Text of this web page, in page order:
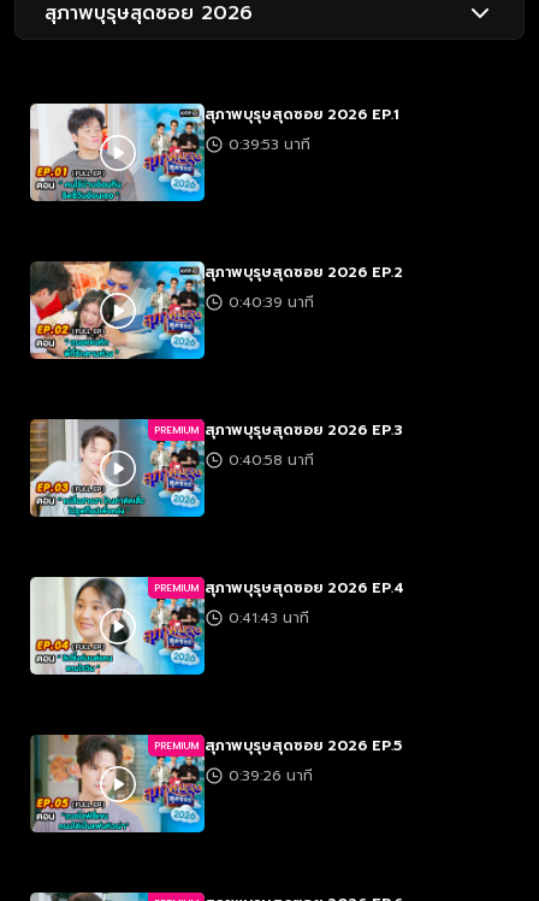
สุภาพบุรุษสุดซอย 2026
สุภาพบุรุษสุดซอย 2026 EP.1
0:39:53 นาที
สุภาพบุรุษสุดซอย 2026 EP.2
0:40:39 นาที
PREMIUM สุภาพบุรุษสุดซอย 2026 EP.3
0:40:58 นาที
PREMIUM สุภาพบุรุษสุดซอย 2026 EP.4
0:41:43 นาที
PREMIUM สุภาพบุรุษสุดซอย 2026 EP.5
0:39:26 นาที